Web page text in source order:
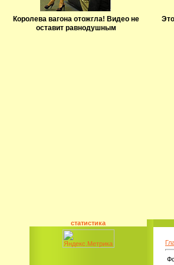
Королева вагона отожгла! Видео не
оставит равнодушным
статистика